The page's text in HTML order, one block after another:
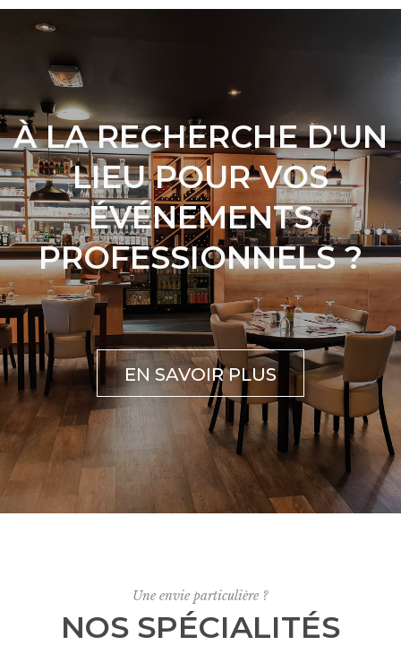
À LA RECHERCHE D'UN
LIEU POUR VOS
ÉVÉNEMENTS
PROFESSIONNELS ?
EN SAVOIR PLUS
NOS SPÉCIALITÉS
Une envie particulière ?